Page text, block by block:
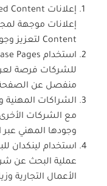
Content لتعزيز وجودها على المنصة.
للشركات فرصة
منفصل عن الصفحة
الشراكات
مع الشركات الأخرى
وجودها المهني عبر
استخدام لينكدان
عملية البحث عن
الأعمال التجارية